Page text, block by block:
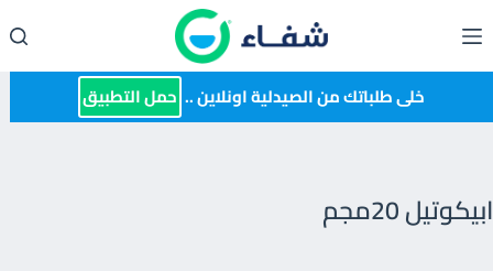
إلى
المحتوى خلى طلباتك من الصيدلية اونلاين .. حمل التطبيق
ابيكوتيل 20مجم